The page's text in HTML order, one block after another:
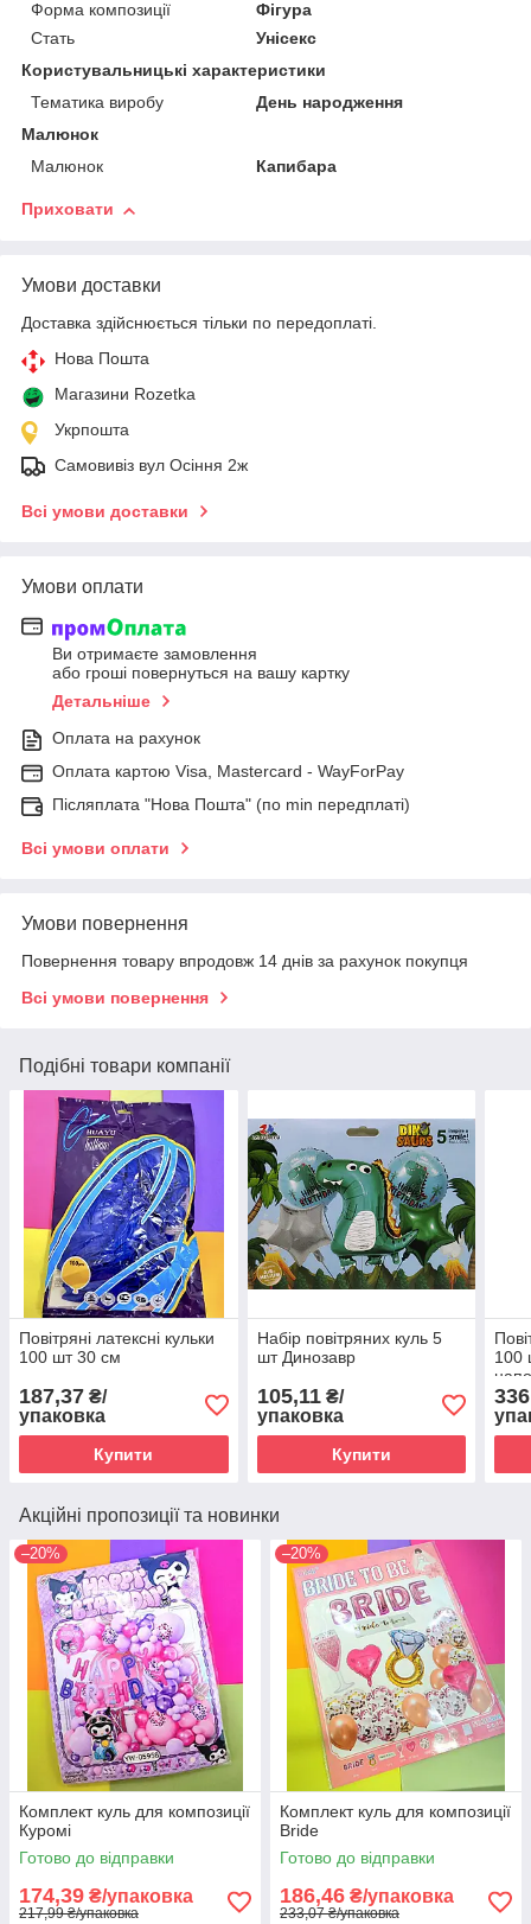
Форма композиції
Фігура
Стать
Унісекс
Користувальницькі характеристики
Тематика виробу
День народження
Малюнок
Малюнок
Капибара
Приховати
Умови доставки
Доставка здійснюється тільки по передоплаті.
Нова Пошта
Магазини Rozetka
Укрпошта
Самовивіз вул Осіння 2ж
Всі умови доставки
Умови оплати
Ви отримаєте замовлення
або гроші повернуться на вашу картку
Детальніше
Оплата на рахунок
Оплата картою Visa, Mastercard - WayForPay
Післяплата "Нова Пошта" (по min передплаті)
Всі умови оплати
Умови повернення
Повернення товару впродовж 14 днів за рахунок покупця
Всі умови повернення
Подібні товари компанії
Повітряні латексні кульки
100 шт 30 см
187,37 ₴/
упаковка
Купити
Набір повітряних куль 5
шт Динозавр
105,11₴/
упаковка
Купити
100
Акційні пропозиції та новинки
–20%
Комплект куль для композиції
Куромі
Готово до відправки
174,39 ₴/упаковка
217,99 ₴/упаковка
–20%
Комплект куль для композиції
Bride
Готово до відправки
186,46 ₴/упаковка
233,07 ₴/упаковка